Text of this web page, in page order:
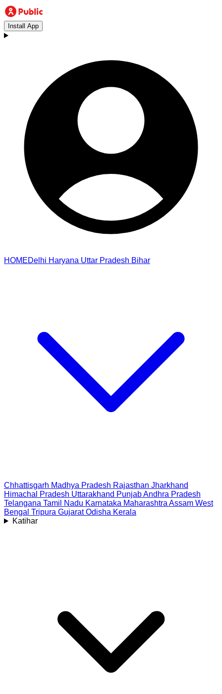
Install App
HOMEDelhi Haryana Uttar Pradesh Bihar
Chhattisgarh Madhya Pradesh Rajasthan Jharkhand
Himachal Pradesh Uttarakhand PunjabAndhra Pradesh
Telangana Tamil Nadu Karnataka Maharashtra Assam West
Bengal Tripura Gujarat Odisha Kerala
Katihar